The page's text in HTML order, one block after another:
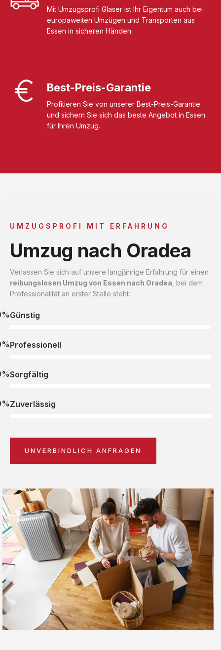
Mit Umzugsprofi Glaser ist Ihr Eigentum auch bei
europaweiten Umzügen und Transporten aus
Essen in sicheren Händen.
Best-Preis-Garantie
Profitieren Sie von unserer Best-Preis-Garantie
und sichern Sie sich das beste Angebot in Essen
für Ihren Umzug.
UMZUGSPROFI MIT ERFAHRUNG
Umzug nach Oradea
Verlassen Sie sich auf unsere langjährige Erfahrung für einen
reibungslosen Umzug von Essen nach Oradea , bei dem
Professionalität an erster Stelle steht.
Günstig
Professionell
Sorgfältig
Zuverlässig
UNVERBINDLICH ANFRAGEN